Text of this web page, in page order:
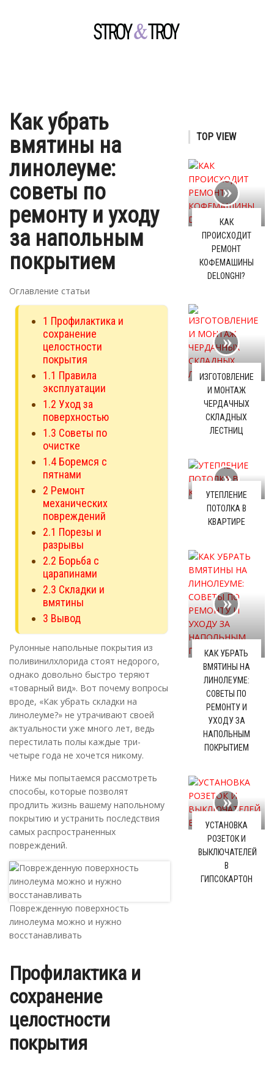
Как убрать
вмятины на
линолеуме:
советы по
ремонту и уходу
за напольным
покрытием
Оглавление статьи
1 Профилактика и
сохранение
целостности
покрытия
1.1 Правила
эксплуатации
1.2 Уход за
поверхностью
1.3 Советы по
очистке
1.4 Боремся с
пятнами
2 Ремонт
механических
повреждений
2.1 Порезы и
разрывы
2.2 Борьба с
царапинами
2.3 Складки и
вмятины
3 Вывод
Рулонные напольные покрытия из
поливинилхлорида стоят недорого,
однако довольно быстро теряют
«товарный вид». Вот почему вопросы
вроде, «Как убрать складки на
линолеуме?» не утрачивают своей
актуальности уже много лет, ведь
перестилать полы каждые три-
четыре года не хочется никому.
Ниже мы попытаемся рассмотреть
способы, которые позволят
продлить жизнь вашему напольному
покрытию и устранить последствия
самых распространенных
повреждений.
Поврежденную поверхность
линолеума можно и нужно
восстанавливать
Профилактика и
сохранение
целостности
покрытия
TOP VIEW
КАК
ПРОИСХОДИТ
РЕМОНТ
КОФЕМАШИНЫ
DELONGHI?
ИЗГОТОВЛЕНИЕ
И МОНТАЖ
ЧЕРДАЧНЫХ
СКЛАДНЫХ
ЛЕСТНИЦ
УТЕПЛЕНИЕ
ПОТОЛКА В
КВАРТИРЕ
КАК УБРАТЬ
ВМЯТИНЫ НА
ЛИНОЛЕУМЕ:
СОВЕТЫ ПО
РЕМОНТУ И
УХОДУ ЗА
НАПОЛЬНЫМ
ПОКРЫТИЕМ
УСТАНОВКА
РОЗЕТОК И
ВЫКЛЮЧАТЕЛЕЙ
В
ГИПСОКАРТОН